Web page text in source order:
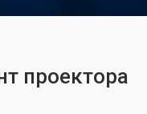
проектора